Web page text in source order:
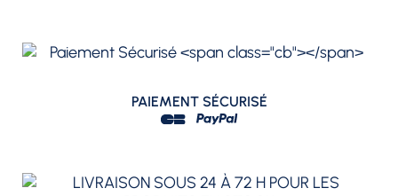
PAIEMENT SÉCURISÉ